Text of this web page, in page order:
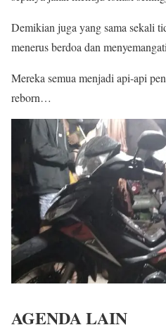
Demikian juga yang sama sekali
menerus berdoa dan
Mereka semua menjadi api-api
reborn…
AGENDA LAIN